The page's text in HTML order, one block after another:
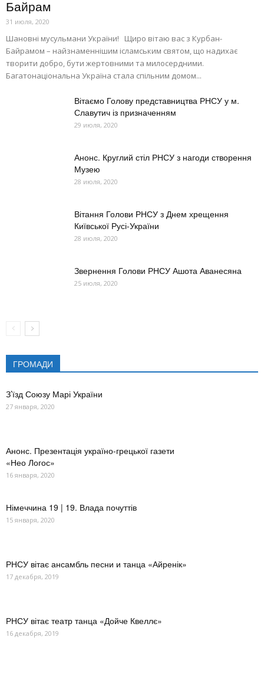
Байрам
31 июля, 2020
Шановні мусульмани України! Щиро вітаю вас з Курбан-
Байрамом – найзнаменнішим ісламським святом, що надихає
творити добро, бути жертовними та милосердними.
Багатонаціональна Україна стала спільним домом...
Вітаємо Голову представництва РНСУ у м.
Славутич із призначенням
29 июля, 2020
Анонс. Круглий стіл РНСУ з нагоди створення
Музею
28 июля, 2020
Вітання Голови РНСУ з Днем хрещення
Київської Русі-України
28 июля, 2020
Звернення Голови РНСУ Ашота Аванесяна
25 июля, 2020
ГРОМАДИ
З’їзд Союзу Марі України
27 января, 2020
Анонс. Презентація україно-грецької газети
«Нео Логос»
16 января, 2020
Німеччина 19 | 19. Влада почуттів
15 января, 2020
РНСУ вітає ансамбль песни и танца «Айренік»
17 декабря, 2019
РНСУ вітає театр танца «Дойче Квеллє»
16 декабря, 2019